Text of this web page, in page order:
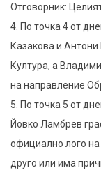
Отговорник:
4. По точка 4 от
Казакова и
Култура, а
на направление
5. По точка 5 от
Йовко Ламбрев
официално лого
друго или има